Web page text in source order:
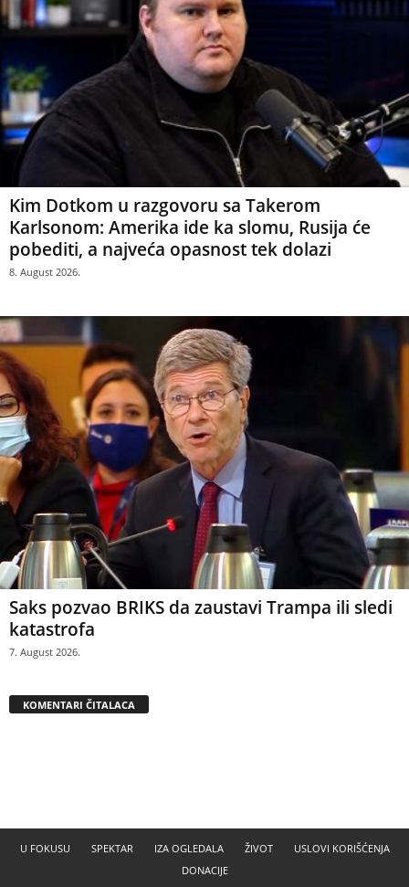
Kim Dotkom u razgovoru sa Takerom
Karlsonom: Amerika ide ka slomu, Rusija će
pobediti, a najveća opasnost tek dolazi
8. August 2026.
Saks pozvao BRIKS da zaustavi Trampa ili sledi
katastrofa
7. August 2026.
KOMENTARI ČITALACA
U FOKUSU SPEKTAR IZA OGLEDALA ŽIVOT
USLOVI KORIŠĆENJA
DONACIJE